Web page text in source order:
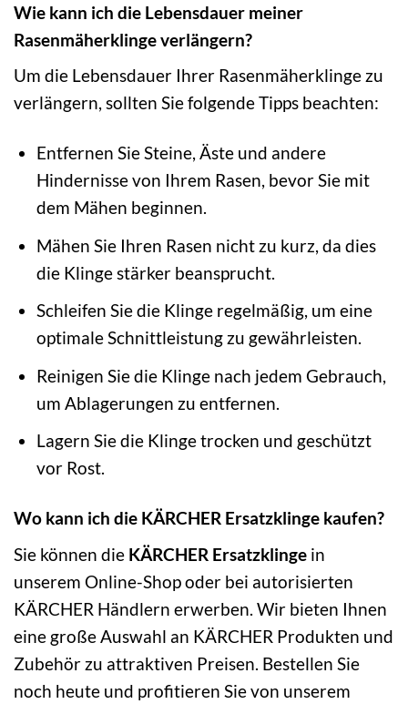
Wie kann ich die Lebensdauer meiner
Rasenmäherklinge verlängern?
Um die Lebensdauer Ihrer Rasenmäherklinge zu
verlängern, sollten Sie folgende Tipps beachten:
Entfernen Sie Steine, Äste und andere
Hindernisse von Ihrem Rasen, bevor Sie mit
dem Mähen beginnen.
Mähen Sie Ihren Rasen nicht zu kurz, da dies
die Klinge stärker beansprucht.
Schleifen Sie die Klinge regelmäßig, um eine
optimale Schnittleistung zu gewährleisten.
Reinigen Sie die Klinge nach jedem Gebrauch,
um Ablagerungen zu entfernen.
Lagern Sie die Klinge trocken und geschützt
vor Rost.
Wo kann ich die KÄRCHER Ersatzklinge kaufen?
Sie können die KÄRCHER Ersatzklinge in
unserem Online-Shop oder bei autorisierten
KÄRCHER Händlern erwerben. Wir bieten Ihnen
eine große Auswahl an KÄRCHER Produkten und
Zubehör zu attraktiven Preisen. Bestellen Sie
noch heute und profitieren Sie von unserem